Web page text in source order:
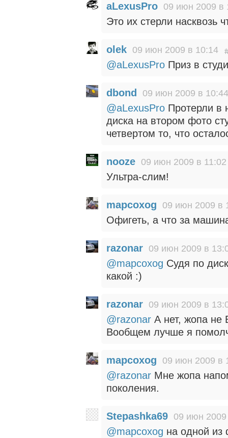
aLexusPro 09 июн 2009 в
Это их стерли насквозь
olek 09 июн 2009 в 10:14
@aLexusPro Приз в
dbond 09 июн 2009 в 10:44
@aLexusPro Протерли в
диска на втором фото
четвертом то, что
nooze 09 июн 2009 в 11:02
Ультра-слим!
mapcoxog 09 июн 2009 в
Офигеть, а что за
razonar 09 июн 2009 в
@mapcoxog Судя по
какой :)
razonar 09 июн 2009 в
@razonar А нет, жопа не
Вообщем лучше я
mapcoxog 09 июн 2009 в
@razonar Мне жопа
поколения.
Stepashka69 09 июн
@mapcoxog на одной из